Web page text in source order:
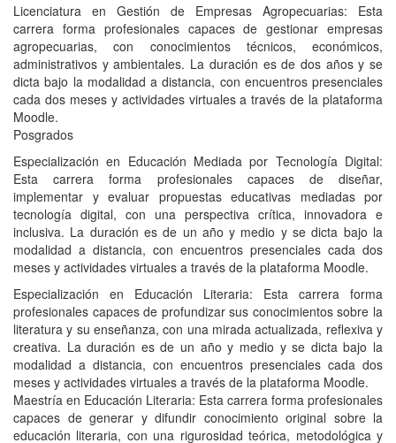
Licenciatura en Gestión de Empresas Agropecuarias: Esta
carrera forma profesionales capaces de gestionar empresas
agropecuarias, con conocimientos técnicos, económicos,
administrativos y ambientales. La duración es de dos años y se
dicta bajo la modalidad a distancia, con encuentros presenciales
cada dos meses y actividades virtuales a través de la plataforma
Moodle.
Posgrados
Especialización en Educación Mediada por Tecnología Digital:
Esta carrera forma profesionales capaces de diseñar,
implementar y evaluar propuestas educativas mediadas por
tecnología digital, con una perspectiva crítica, innovadora e
inclusiva. La duración es de un año y medio y se dicta bajo la
modalidad a distancia, con encuentros presenciales cada dos
meses y actividades virtuales a través de la plataforma Moodle.
Especialización en Educación Literaria: Esta carrera forma
profesionales capaces de profundizar sus conocimientos sobre la
literatura y su enseñanza, con una mirada actualizada, reflexiva y
creativa. La duración es de un año y medio y se dicta bajo la
modalidad a distancia, con encuentros presenciales cada dos
meses y actividades virtuales a través de la plataforma Moodle.
Maestría en Educación Literaria: Esta carrera forma profesionales
capaces de generar y difundir conocimiento original sobre la
educación literaria, con una rigurosidad teórica, metodológica y